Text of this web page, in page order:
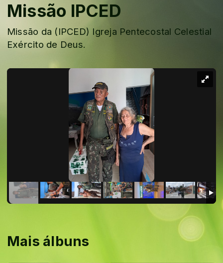
Missão IPCED
Missão da (IPCED) Igreja Pentecostal Celestial
Exército de Deus.
Mais álbuns